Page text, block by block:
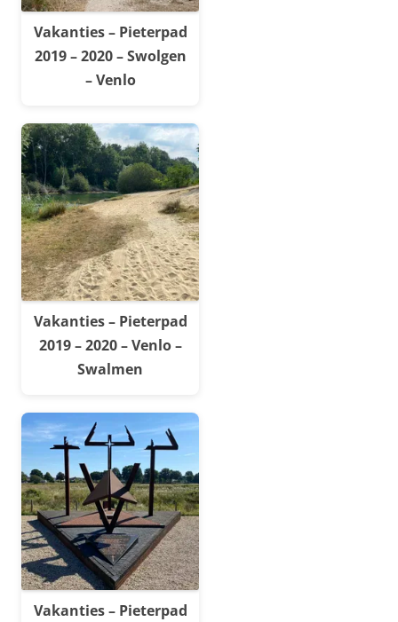
Vakanties – Pieterpad
2019 – 2020 – Swolgen
– Venlo
Vakanties – Pieterpad
2019 – 2020 – Venlo –
Swalmen
Vakanties – Pieterpad